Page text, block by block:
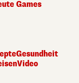
Games
Gesundheit
Video